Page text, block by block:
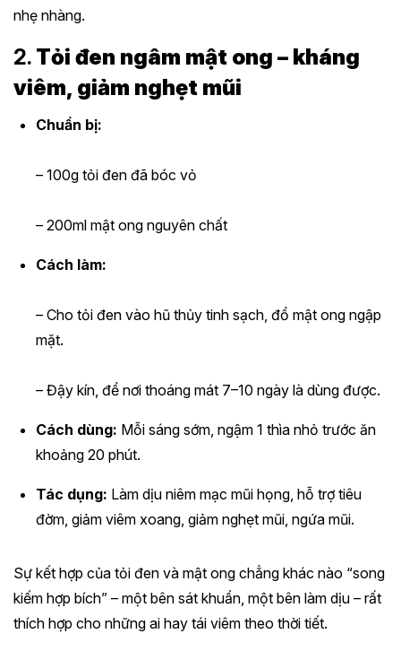
nhẹ nhàng.
2. Tỏi đen ngâm mật ong – kháng
viêm, giảm nghẹt mũi
Chuẩn bị:
– 100g tỏi đen đã bóc vỏ
– 200ml mật ong nguyên chất
Cách làm:
– Cho tỏi đen vào hũ thủy tinh sạch, đổ mật ong ngập
mặt.
– Đậy kín, để nơi thoáng mát 7–10 ngày là dùng được.
Cách dùng: Mỗi sáng sớm, ngậm 1 thìa nhỏ trước ăn
khoảng 20 phút.
Tác dụng: Làm dịu niêm mạc mũi họng, hỗ trợ tiêu
đờm, giảm viêm xoang, giảm nghẹt mũi, ngứa mũi.
Sự kết hợp của tỏi đen và mật ong chẳng khác nào “song
kiếm hợp bích” – một bên sát khuẩn, một bên làm dịu – rất
thích hợp cho những ai hay tái viêm theo thời tiết.